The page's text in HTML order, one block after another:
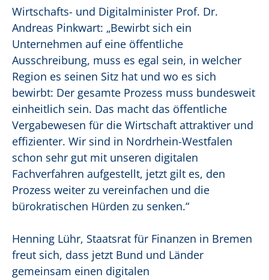
Wirtschafts- und Digitalminister Prof. Dr.
Andreas Pinkwart: „Bewirbt sich ein
Unternehmen auf eine öffentliche
Ausschreibung, muss es egal sein, in welcher
Region es seinen Sitz hat und wo es sich
bewirbt: Der gesamte Prozess muss bundesweit
einheitlich sein. Das macht das öffentliche
Vergabewesen für die Wirtschaft attraktiver und
effizienter. Wir sind in Nordrhein-Westfalen
schon sehr gut mit unseren digitalen
Fachverfahren aufgestellt, jetzt gilt es, den
Prozess weiter zu vereinfachen und die
bürokratischen Hürden zu senken.“
Henning Lühr, Staatsrat für Finanzen in Bremen
freut sich, dass jetzt Bund und Länder
gemeinsam einen digitalen